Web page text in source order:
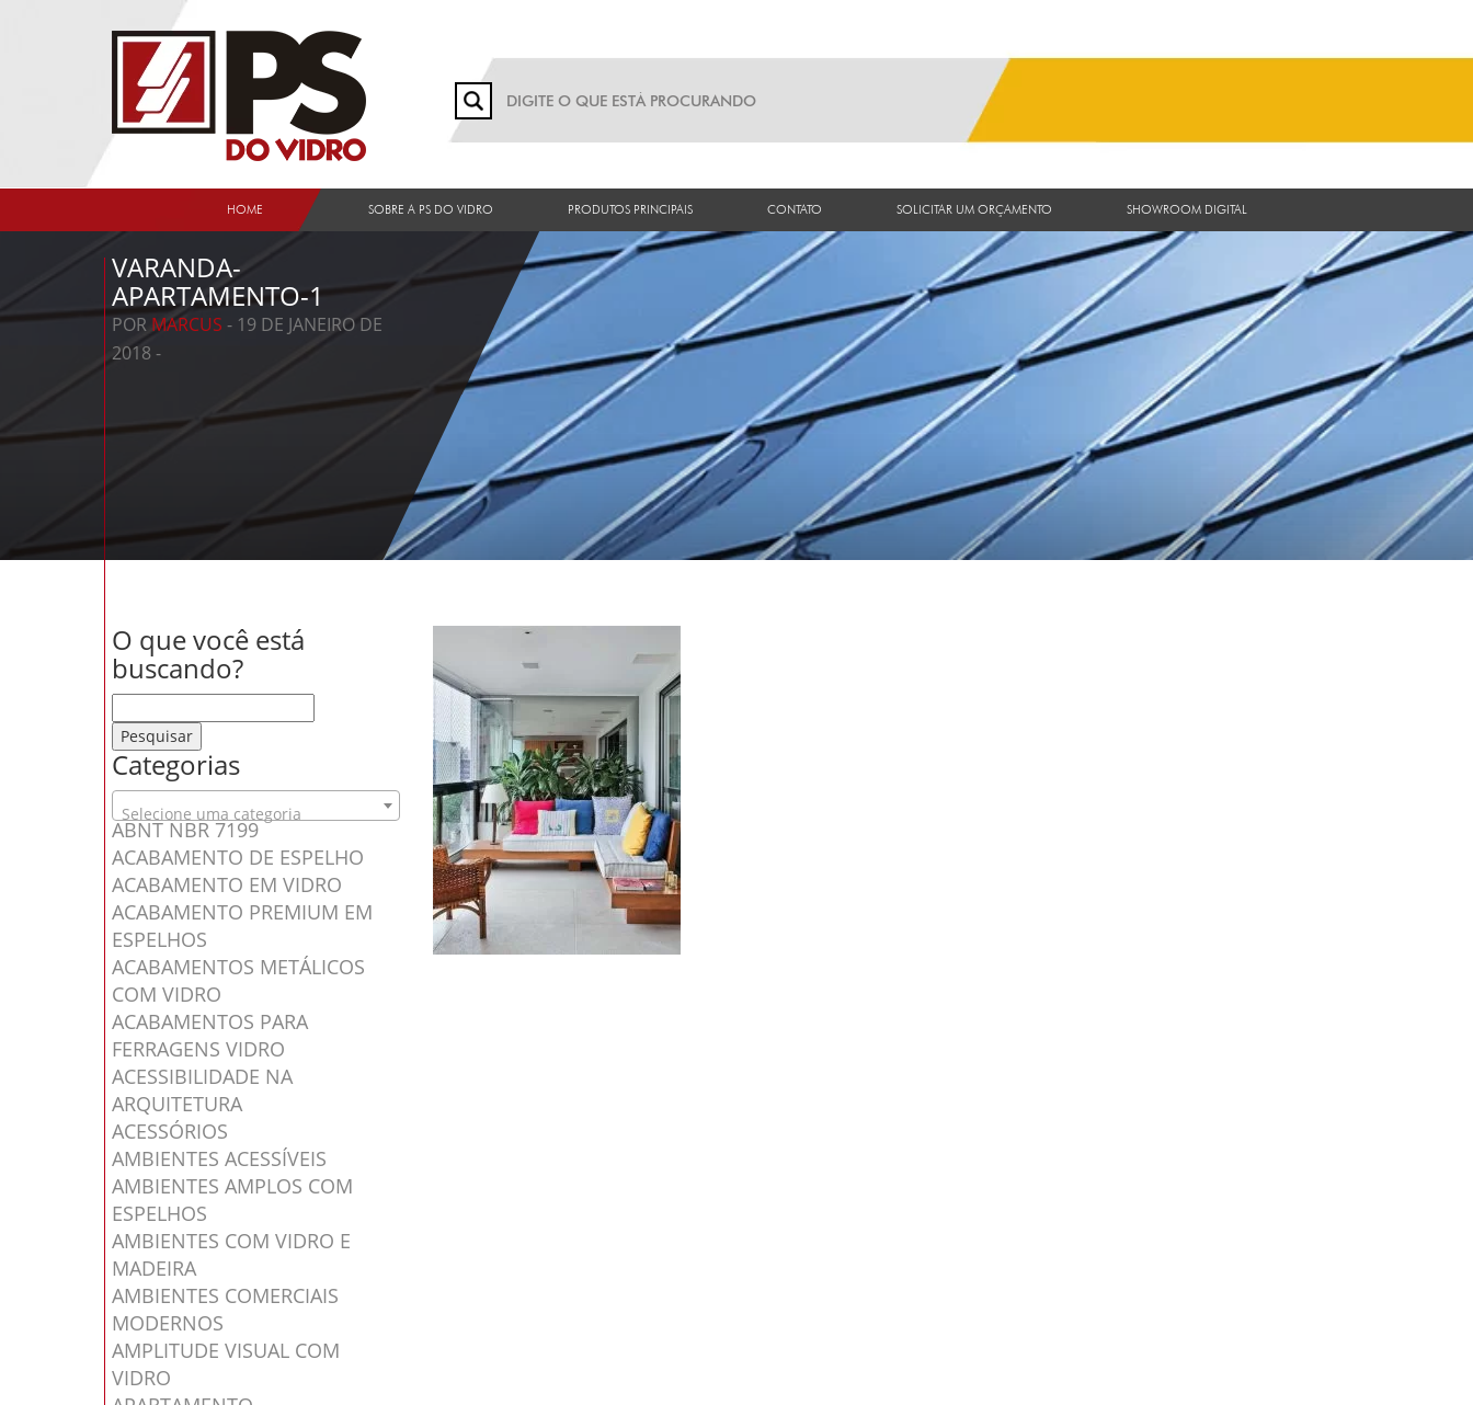
HOME SOBRE A PS DO VIDRO PRODUTOS PRINCIPAIS CONTATO SOLICITAR UM ORÇAMENTO SHOWROOM DIGITAL
VARANDA-
APARTAMENTO-1
POR MARCUS - 19 DE JANEIRO DE
2018 -
O que você está
buscando?
Categorias
Selecione uma categoria
ABNT NBR 7199
ACABAMENTO DE ESPELHO
ACABAMENTO EM VIDRO
ACABAMENTO PREMIUM EM
ESPELHOS
ACABAMENTOS METÁLICOS
COM VIDRO
ACABAMENTOS PARA
FERRAGENS VIDRO
ACESSIBILIDADE NA
ARQUITETURA
ACESSÓRIOS
AMBIENTES ACESSÍVEIS
AMBIENTES AMPLOS COM
ESPELHOS
AMBIENTES COM VIDRO E
MADEIRA
AMBIENTES COMERCIAIS
MODERNOS
AMPLITUDE VISUAL COM
VIDRO